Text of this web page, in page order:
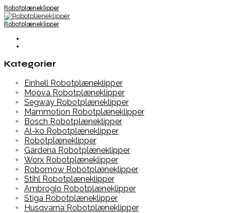
Robotplæneklipper
Robotplæneklipper
Kategorier
Einhell Robotplæneklipper
Moova Robotplæneklipper
Segway Robotplæneklipper
Mammotion Robotplæneklipper
Bosch Robotplæneklipper
Al-ko Robotplæneklipper
Robotplæneklipper
Gardena Robotplæneklipper
Worx Robotplæneklipper
Robomow Robotplæneklipper
Stihl Robotplæneklipper
Ambrogio Robotplæneklipper
Stiga Robotplæneklipper
Husqvarna Robotplæneklipper